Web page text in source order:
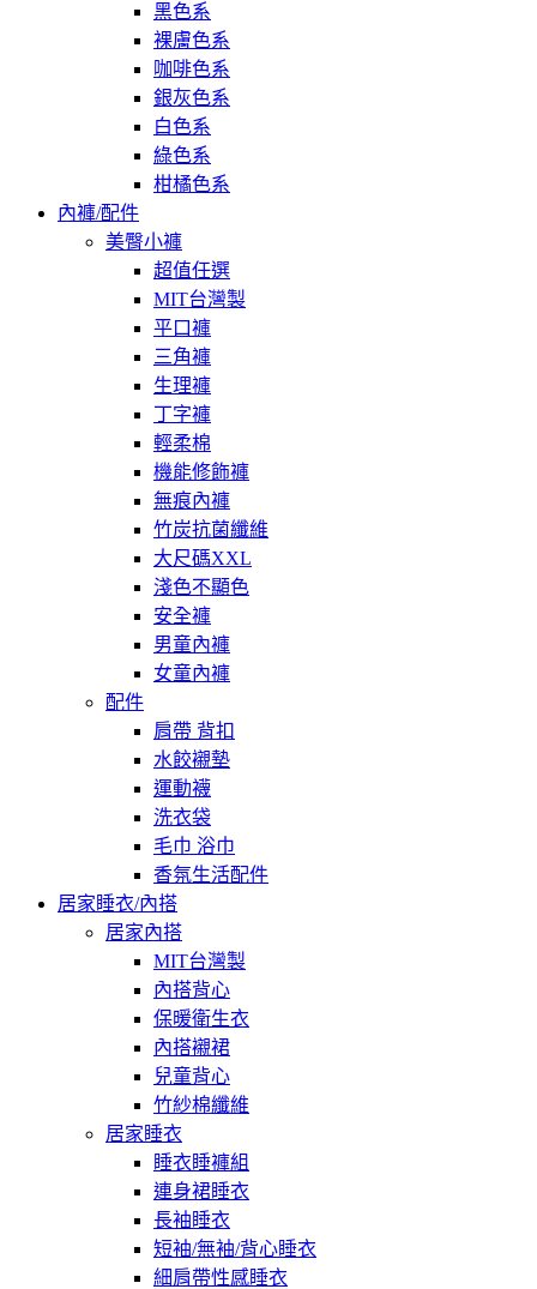
黑色系
裸膚色系
咖啡色系
銀灰色系
白色系
綠色系
柑橘色系
內褲/配件
美臀小褲
超值任選
MIT台灣製
平口褲
三角褲
生理褲
丁字褲
輕柔棉
機能修飾褲
無痕內褲
竹炭抗菌纖維
大尺碼XXL
淺色不顯色
安全褲
男童內褲
女童內褲
配件
肩帶 背扣
水餃襯墊
運動襪
洗衣袋
毛巾 浴巾
香氛生活配件
居家睡衣/內搭
居家內搭
MIT台灣製
內搭背心
保暖衛生衣
內搭襯裙
兒童背心
竹紗棉纖維
居家睡衣
睡衣睡褲組
連身裙睡衣
長袖睡衣
短袖/無袖/背心睡衣
細肩帶性感睡衣